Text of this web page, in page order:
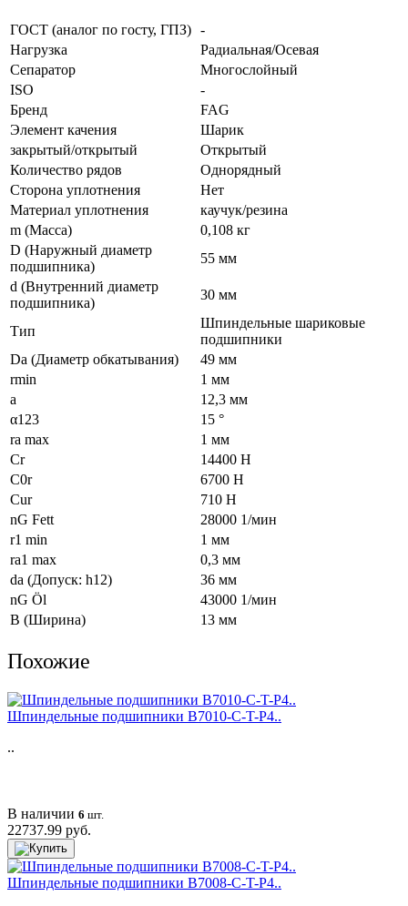
ГОСТ (аналог по госту, ГПЗ) -
Нагрузка
Радиальная/Осевая
Сепаратор
Многослойный
ISO
-
Бренд
FAG
Элемент качения
Шарик
закрытый/открытый
Открытый
Количество рядов
Однорядный
Сторона уплотнения
Нет
Материал уплотнения
каучук/резина
m (Масса)
0,108 кг
D (Наружный диаметр
подшипника)
55 мм
d (Внутренний диаметр
подшипника)
30 мм
Тип
Шпиндельные шариковые
подшипники
Da (Диаметр обкатывания)
49 мм
rmin
1 мм
a
12,3 мм
α123
15 °
ra max
1 мм
Cr
14400 Н
C0r
6700 Н
Cur
710 Н
nG Fett
28000 1/мин
r1 min
1 мм
ra1 max
0,3 мм
da (Допуск: h12)
36 мм
nG Öl
43000 1/мин
B (Ширина)
13 мм
Похожие
Шпиндельные подшипники B7010-C-T-P4..
..
В наличии 6 шт.
22737.99 руб.
Шпиндельные подшипники B7008-C-T-P4..